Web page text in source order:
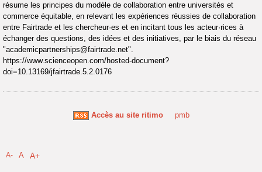
résume les principes du modèle de collaboration entre universités et
commerce équitable, en relevant les expériences réussies de collaboration
entre Fairtrade et les chercheur·es et en incitant tous les acteur·rices à
échanger des questions, des idées et des initiatives, par le biais du réseau
"academicpartnerships@fairtrade.net".
https://www.scienceopen.com/hosted-document?
doi=10.13169/jfairtrade.5.2.0176
Accès au site ritimo pmb
A- A A+